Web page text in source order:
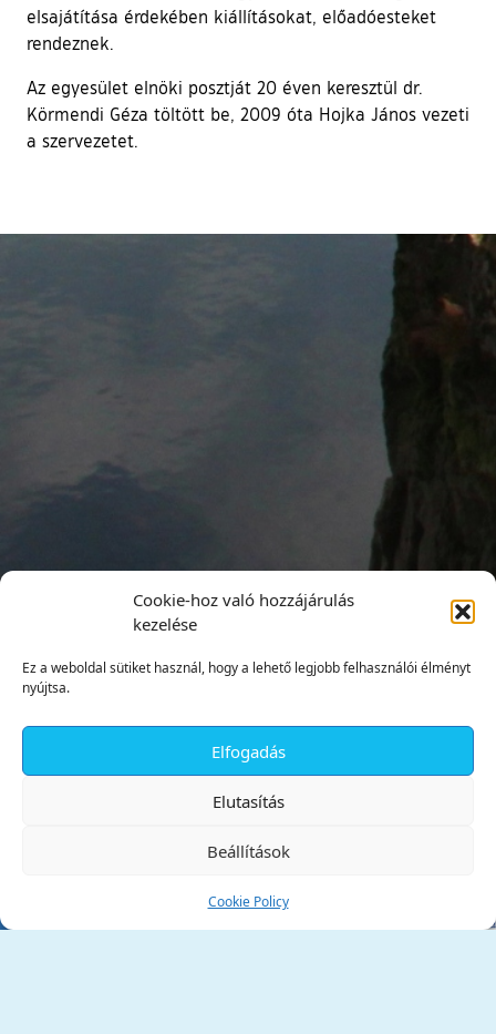
Cookie-hoz való hozzájárulás
kezelése
Ez a weboldal sütiket használ, hogy a lehető legjobb felhasználói élményt
nyújtsa.
Elfogadás
Elutasítás
Beállítások
Cookie Policy
elsajátítása érdekében kiállításokat, előadóesteket
rendeznek.
Az egyesület elnöki posztját 20 éven keresztül dr.
Körmendi Géza töltött be, 2009 óta Hojka János vezeti
a szervezetet.
Tata Város Önkormányzata
✕